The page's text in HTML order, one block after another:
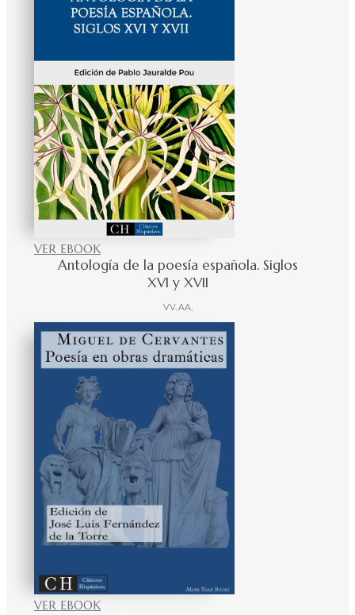
VER EBOOK
Antología de la poesía española. Siglos
XVI y XVII
VV. AA.
VER EBOOK